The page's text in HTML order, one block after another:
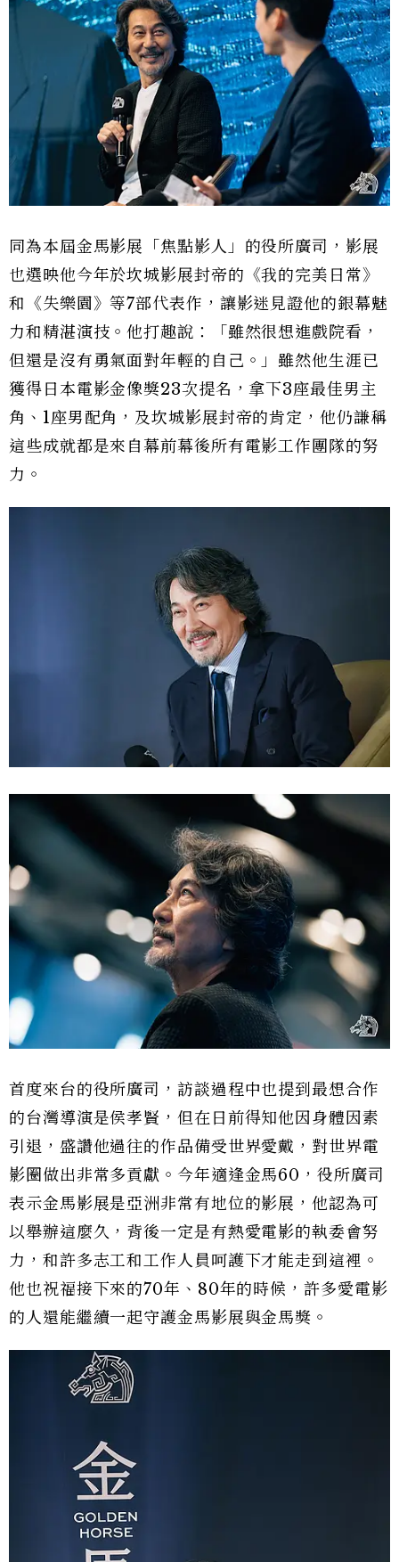
同為本屆金馬影展「焦點影人」的役所廣司，影展
也選映他今年於坎城影展封帝的《我的完美日常》
和《失樂園》等7部代表作，讓影迷見證他的銀幕魅
力和精湛演技。他打趣說：「雖然很想進戲院看，
但還是沒有勇氣面對年輕的自己。」雖然他生涯已
獲得日本電影金像獎23次提名，拿下3座最佳男主
角、1座男配角，及坎城影展封帝的肯定，他仍謙稱
這些成就都是來自幕前幕後所有電影工作團隊的努
力。
首度來台的役所廣司，訪談過程中也提到最想合作
的台灣導演是侯孝賢，但在日前得知他因身體因素
引退，盛讚他過往的作品備受世界愛戴，對世界電
影圈做出非常多貢獻。今年適逢金馬60，役所廣司
表示金馬影展是亞洲非常有地位的影展，他認為可
以舉辦這麼久，背後一定是有熱愛電影的執委會努
力，和許多志工和工作人員呵護下才能走到這裡。
他也祝福接下來的70年、80年的時候，許多愛電影
的人還能繼續一起守護金馬影展與金馬獎。